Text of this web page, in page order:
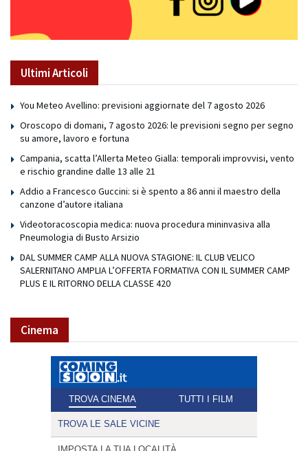
Ultimi Articoli
You Meteo Avellino: previsioni aggiornate del 7 agosto 2026
Oroscopo di domani, 7 agosto 2026: le previsioni segno per segno
su amore, lavoro e fortuna
Campania, scatta l’Allerta Meteo Gialla: temporali improvvisi, vento
e rischio grandine dalle 13 alle 21
Addio a Francesco Guccini: si è spento a 86 anni il maestro della
canzone d’autore italiana
Videotoracoscopia medica: nuova procedura mininvasiva alla
Pneumologia di Busto Arsizio
DAL SUMMER CAMP ALLA NUOVA STAGIONE: IL CLUB VELICO
SALERNITANO AMPLIA L’OFFERTA FORMATIVA CON IL SUMMER CAMP
PLUS E IL RITORNO DELLA CLASSE 420
Cinema